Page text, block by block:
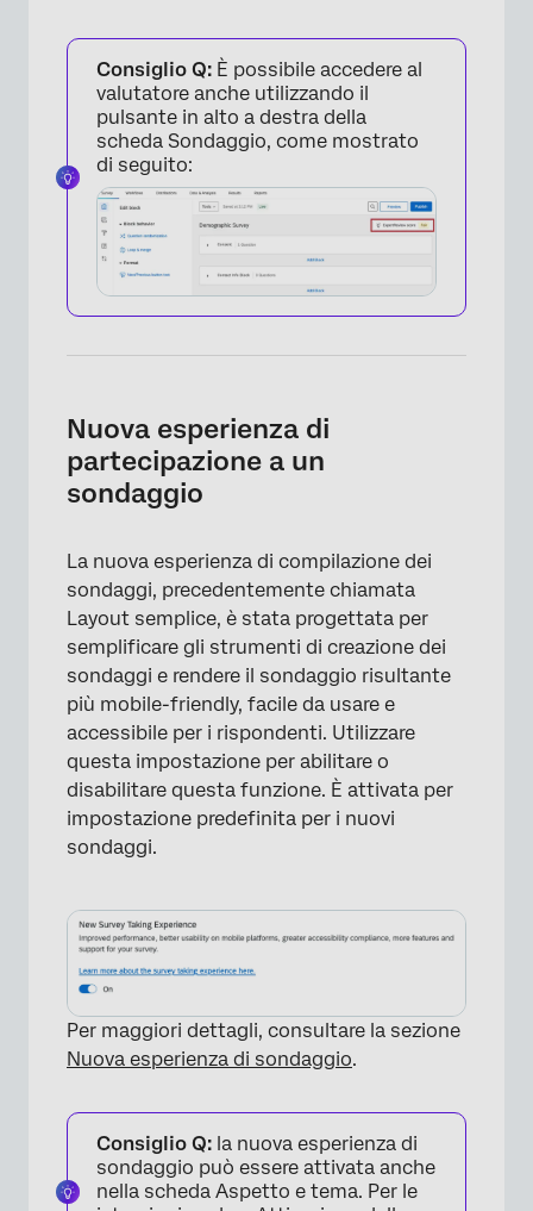
×
Consiglio Q: È possibile accedere al
valutatore anche utilizzando il
pulsante in alto a destra della
scheda Sondaggio, come mostrato
di seguito:
×
Nuova esperienza di
partecipazione a un
sondaggio
La nuova esperienza di compilazione dei
sondaggi, precedentemente chiamata
Layout semplice, è stata progettata per
semplificare gli strumenti di creazione dei
sondaggi e rendere il sondaggio risultante
più mobile-friendly, facile da usare e
accessibile per i rispondenti. Utilizzare
questa impostazione per abilitare o
disabilitare questa funzione. È attivata per
impostazione predefinita per i nuovi
sondaggi.
Per maggiori dettagli, consultare la sezione
Nuova esperienza di sondaggio.
Consiglio Q: la nuova esperienza di
sondaggio può essere attivata anche
nella scheda Aspetto e tema. Per le